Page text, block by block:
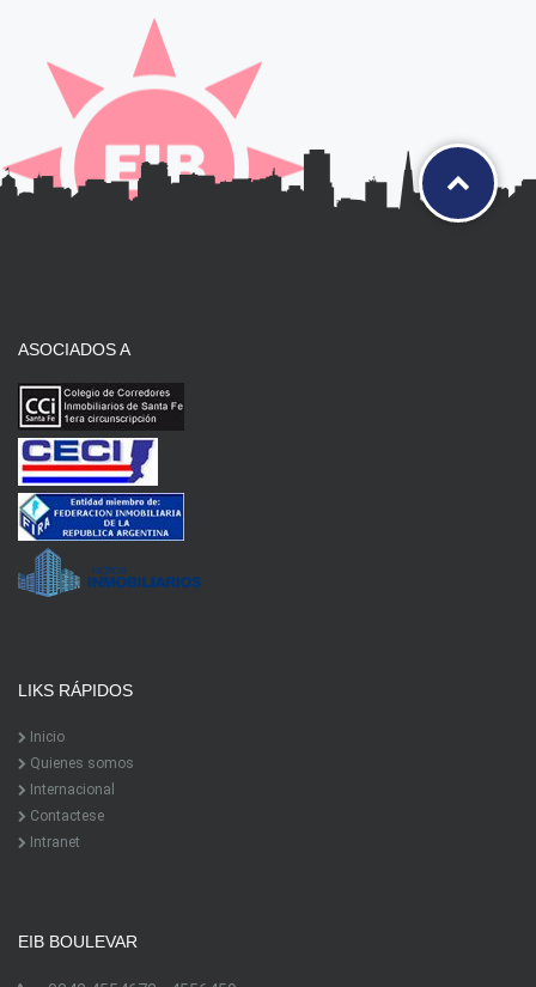
ASOCIADOS A
LIKS RÁPIDOS
Inicio
Quienes somos
Internacional
Contactese
Intranet
EIB BOULEVAR